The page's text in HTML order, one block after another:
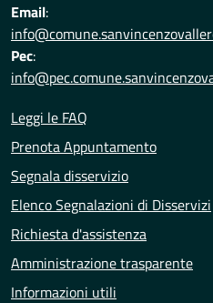
Email:
Pec:
Leggi le FAQ
Prenota Appuntamento
Segnala disservizio
Elenco Segnalazioni di Disservizi
Richiesta d'assistenza
Amministrazione trasparente
Informazioni utili